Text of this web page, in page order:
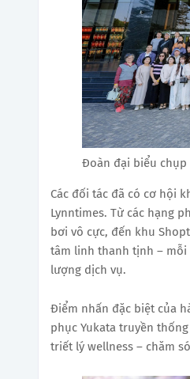
Đoàn đại biểu chụp
Các đối tác đã có cơ hội
Lynntimes. Từ các hạng
bơi vô cực, đến khu
tâm linh thanh tịnh – mỗi
lượng dịch vụ.
Điểm nhấn đặc biệt của
phục Yukata truyền
triết lý wellness – chăm